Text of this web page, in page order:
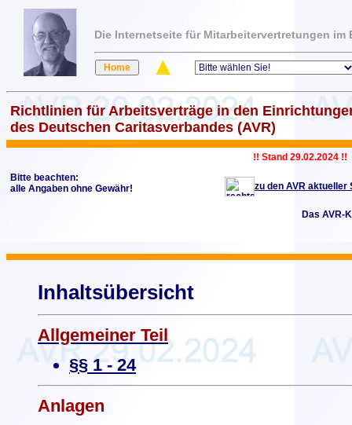
Die Internetseite für Mitarbeitervertretungen
Richtlinien für Arbeitsverträge in den
des Deutschen Caritasverbandes (AVR)
Bitte beachten:
alle Angaben ohne Gewähr!
!! Stand 29.02.2024 !!
zu den AVR aktueller
Das AVR-
Inhaltsübersicht
Allgemeiner Teil
§§ 1 - 24
Anlagen